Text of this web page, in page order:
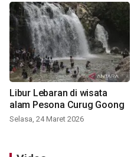
Libur Lebaran di wisata
alam Pesona Curug Goong
Selasa, 24 Maret 2026